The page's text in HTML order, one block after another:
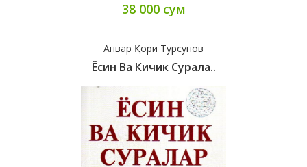
38 000 сум
Анвар Қори Турсунов
Ёсин Ва Кичик Сурала..